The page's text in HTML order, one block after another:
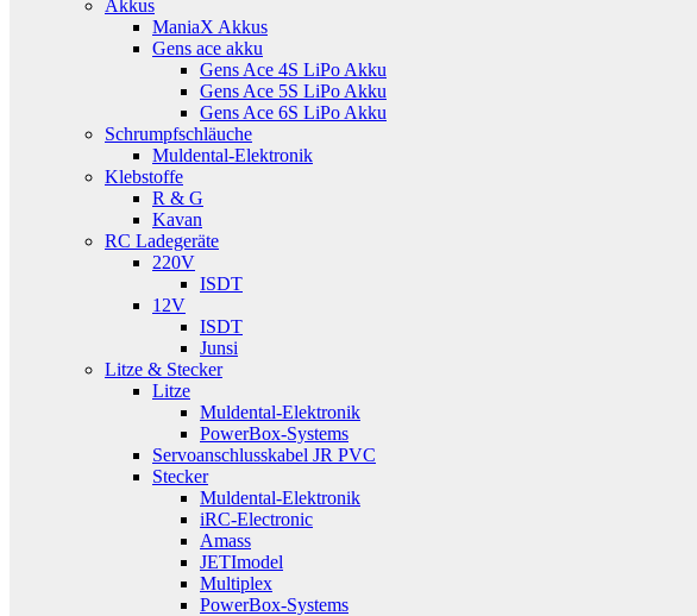
Akkus
ManiaX Akkus
Gens ace akku
Gens Ace 4S LiPo Akku
Gens Ace 5S LiPo Akku
Gens Ace 6S LiPo Akku
Schrumpfschläuche
Muldental-Elektronik
Klebstoffe
R & G
Kavan
RC Ladegeräte
220V
ISDT
12V
ISDT
Junsi
Litze & Stecker
Litze
Muldental-Elektronik
PowerBox-Systems
Servoanschlusskabel JR PVC
Stecker
Muldental-Elektronik
iRC-Electronic
Amass
JETImodel
Multiplex
PowerBox-Systems